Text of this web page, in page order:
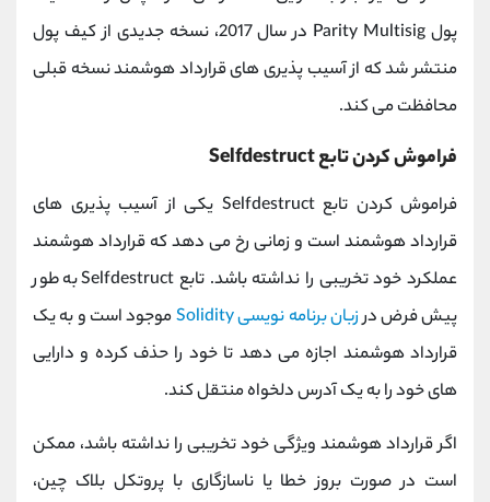
پول Parity Multisig
در سال 2017، نسخه جدیدی از کیف پول
منتشر شد که از آسیب پذیری های قرارداد هوشمند نسخه قبلی
محافظت می کند.
فراموش کردن تابعSelfdestruct
فراموش کردن تابعSelfdestruct یکی از آسیب پذیری های
قرارداد هوشمند است و زمانی رخ می دهد که قرارداد هوشمند
عملکرد خود تخریبی را نداشته باشد. تابع Selfdestructبه طور
پیش فرض درزبان برنامه نویسیSolidityموجود است و به یک
قرارداد هوشمند اجازه می دهد تا خود را حذف کرده و دارایی
های خود را به یک آدرس دلخواه منتقل کند.
اگر قرارداد هوشمند ویژگی خود تخریبی را نداشته باشد، ممکن
است در صورت بروز خطا یا ناسازگاری با پروتکل بلاک چین،